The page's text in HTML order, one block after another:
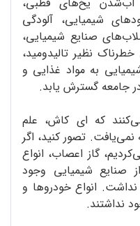
شیمیایی، آلودگی
صنایع شیمیایی،
نظیر تالیدومید،
به مواد غذایی و
جامعه گسترش یابد.
که ای کاش، علم
تصور کنید، اگر
می‌کردیم، گاز اعصاب، انواع
صنایع شیمیایی وجود
انواع خودروها و
نداشتند.